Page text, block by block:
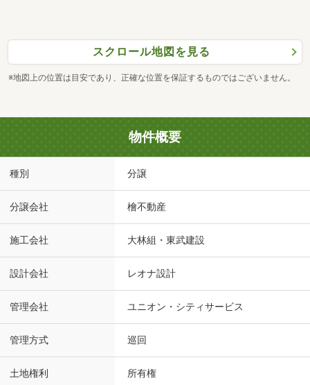
スクロール地図を見る
※地図上の位置は目安であり、正確な位置を保証するものではございません。
物件概要
種別 分譲
分譲会社 檜不動産
施工会社 大林組・東武建設
設計会社 レオナ設計
管理会社 ユニオン・シティサービス
管理方式 巡回
土地権利 所有権